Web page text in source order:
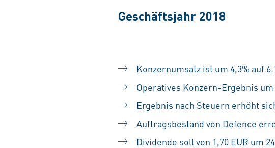
Geschäftsjahr 2018
Konzernumsatz ist um 4,3% auf
Operatives Konzern-Ergebnis
Ergebnis nach Steuern erhöht
Auftragsbestand von Defence
Dividende soll von 1,70 EUR um